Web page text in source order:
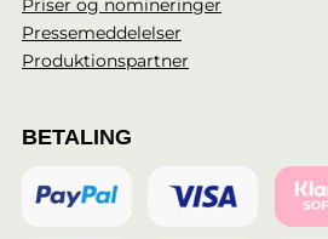
Priser og nomineringer
Pressemeddelelser
Produktionspartner
BETALING